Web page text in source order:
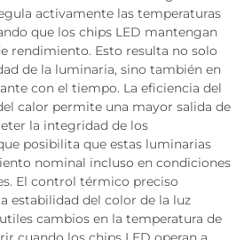
activamente las temperaturas
que los chips LED mantengan
rendimiento. Esto resulta no solo
de la luminaria, sino también en
con el tiempo. La eficiencia del
calor permite una mayor salida de
la integridad de los
posibilita que estas luminarias
nominal incluso en condiciones
El control térmico preciso
estabilidad del color de la luz
cambios en la temperatura de